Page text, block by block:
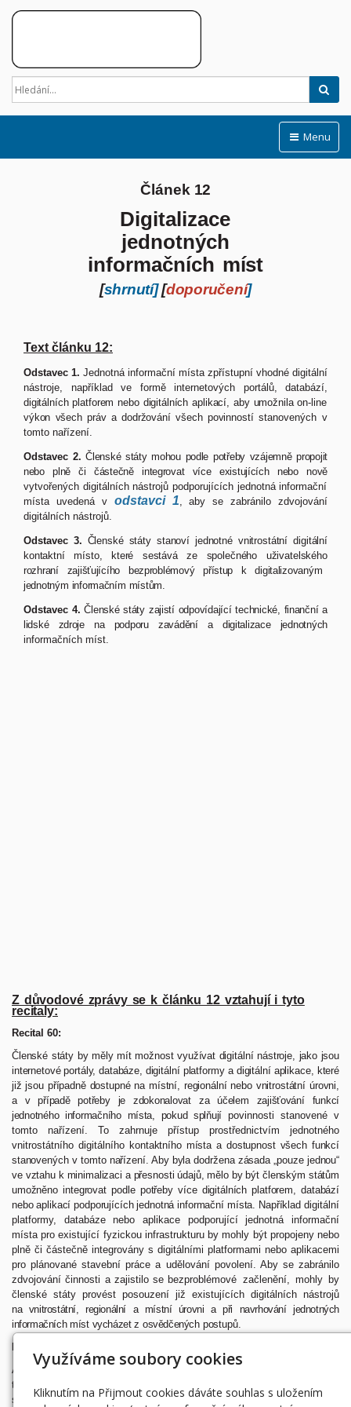
Menu
Článek 12
Digitalizace
jednotných
informačních míst
[shrnutí][doporučení]
Text článku 12:
Odstavec 1. Jednotná informační místa zpřístupní vhodné digitální
nástroje, například ve formě internetových portálů, databází,
digitálních platforem nebo digitálních aplikací, aby umožnila on-line
výkon všech práv a dodržování všech povinnostístanovených v
tomto nařízení.
Odstavec 2. Členské státy mohou podle potřeby vzájemně propojit
nebo
plně či částečně integrovat více existujících nebo
nově
vytvořených digitálních nástrojů podporujících jednotná informační
místa uvedená v odstavci 1 , aby se zabránilo zdvojování
digitálních nástrojů.
Odstavec 3. Členské státy stanoví jednotné vnitrostátní digitální
kontaktní
místo, které sestává ze společného
uživatelského
rozhraní
zajišťujícího bezproblémový přístup k
digitalizovaným
jednotným informačním místům.
Odstavec 4. Členské státy zajistí odpovídající technické,
finanční a
lidské
zdroje na podporu zavádění a digitalizace
jednotných
informačních míst.
Z důvodové zprávy se k článku 12 vztahují i tyto
recitaly:
Recital 60:
Členské státy by měly mít možnost využívat digitální nástroje, jako jsou
internetové portály, databáze, digitální platformy a digitální aplikace, které
již jsou případně dostupné na místní, regionální nebo vnitrostátní úrovni,
a v případě potřeby je zdokonalovat za účelem zajišťování funkcí
jednotného informačního místa, pokud splňují povinnosti stanovené v
tomto nařízení. To zahrnuje přístup prostřednictvím jednotného
vnitrostátního digitálního kontaktního místa a dostupnost všech funkcí
stanovených v tomto nařízení. Aby byla dodržena zásada „pouze jednou“
ve vztahu k minimalizaci a přesnosti údajů, mělo by být členským státům
umožněno integrovat podle potřeby více digitálních platforem,
databází
nebo aplikací podporujících jednotná informační místa. Napříkladdigitální
platformy, databáze nebo aplikace podporující jednotná informační
místa pro existující fyzickou infrastrukturu by mohly být propojeny nebo
plně či částečně integrovány s digitálními platformami nebo aplikacemi
pro plánované stavební práce a udělování povolení. Aby se zabránilo
zdvojování činnosti a zajistilo se bezproblémové začlenění, mohly by
členské státy provést posouzení již existujících digitálních nástrojů
na vnitrostátní, regionální a místní úrovni a při navrhování jednotných
informačních míst vycházet z osvědčených postupů.
Recital 61:
Aby
byla jednotných
tímto
snadnou dostupnost příslušných informací o konkrétní zeměpisné
Využíváme soubory cookies
Kliknutím na Přijmout cookies dáváte souhlas s uložením